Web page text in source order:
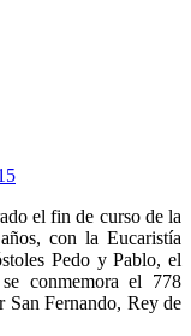
el fin de curso de la
con la Eucaristía
Pedo y Pablo, el
conmemora el 778
San Fernando, Rey de